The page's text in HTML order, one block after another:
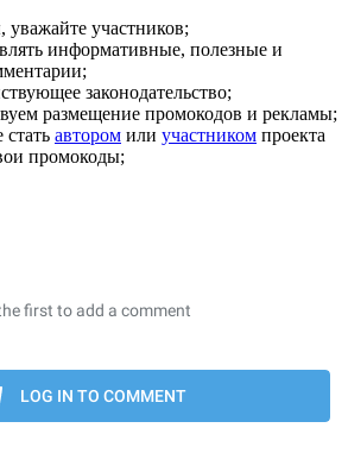
уважайте участников;
информативные, полезные и
законодательство;
размещение промокодов и рекламы;
автором или участником проекта
промокоды;